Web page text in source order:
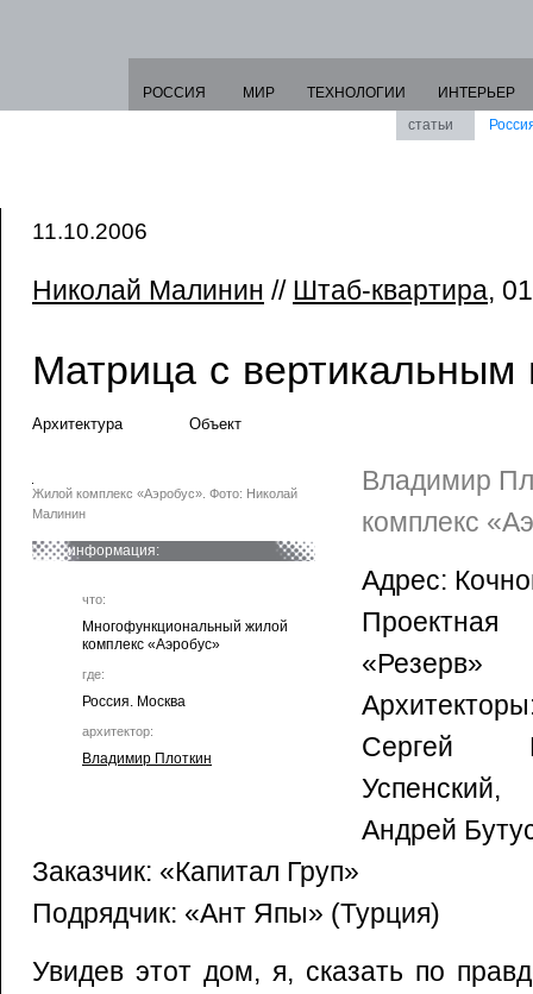
РОССИЯ МИР ТЕХНОЛОГИИ
ИНТЕРЬЕР
статьи
11.10.2006
Николай Малинин // Штаб-квартира,
Матрица с вертикальным
Архитектура Объект
Жилой комплекс «Аэробус». Фото: Николай
Малинин
информация:
что:
Многофункциональный жилой
комплекс «Аэробус»
где:
Россия. Москва
архитектор:
Владимир Плоткин
Владимир
комплекс
Адрес:
«Резерв»
Сергей
Андрей
Заказчик: «Капитал Груп»
Подрядчик: «Ант Япы» (Турция)
Увидев этот дом, я, сказать по